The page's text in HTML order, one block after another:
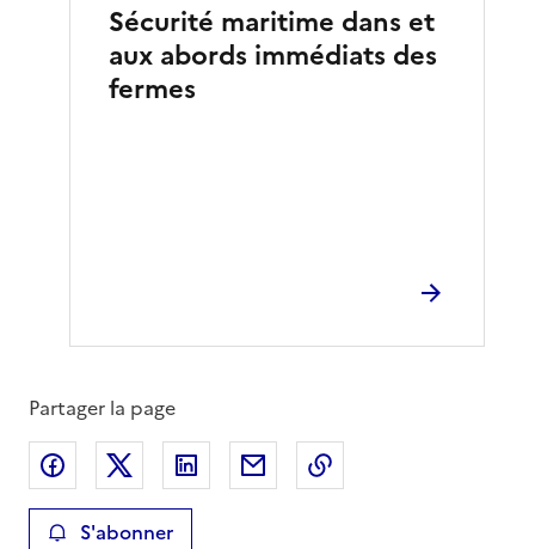
Sécurité maritime dans et
aux abords immédiats des
fermes
Partager la page
Partager sur Facebook
Partager sur XPartager sur LinkedIn
Partager par email
S'abonner